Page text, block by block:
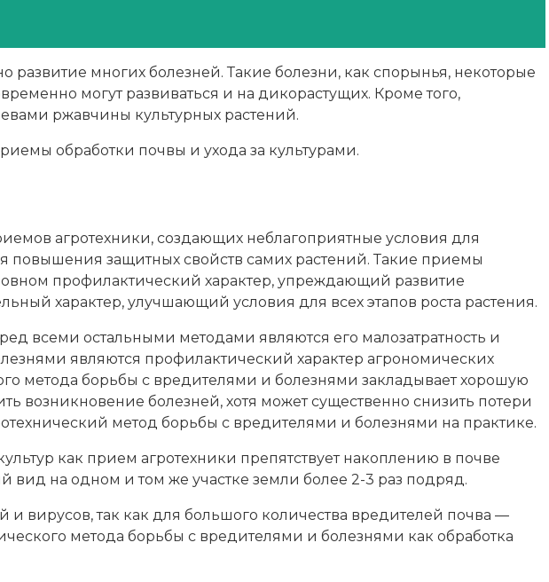
многих болезней. Такие болезни, как спорынья, некоторые
могут развиваться и на дикорастущих. Кроме того,
ржавчины культурных растений.
обработки почвы и ухода за культурами.
агротехники, создающих неблагоприятные условия для
повышения защитных свойств самих растений. Такие приемы
профилактический характер, упреждающий развитие
характер, улучшающий условия для всех этапов роста растения.
всеми остальными методами являются его малозатратность и
являются профилактический характер агрономических
метода борьбы с вредителями и болезнями закладывает хорошую
возникновение болезней, хотя может существенно снизить потери
метод борьбы с вредителями и болезнями на практике.
как прием агротехники препятствует накоплению в почве
вид на одном и том же участке земли более 2-3 раз подряд.
вирусов, так как для большого количества вредителей почва —
метода борьбы с вредителями и болезнями как обработка